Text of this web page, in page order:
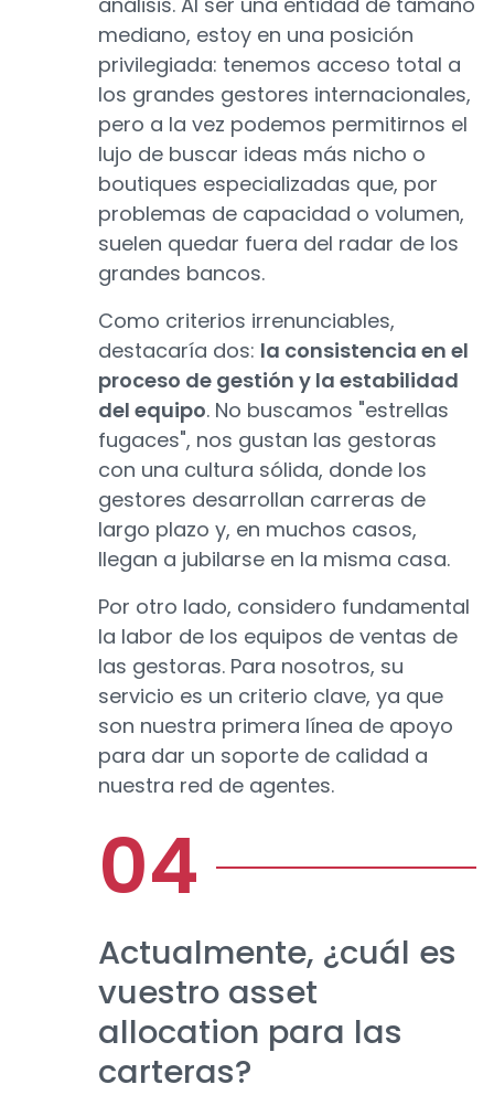
mediano, estoy en una posición
privilegiada: tenemos acceso total a
los grandes gestores internacionales,
pero a la vez podemos permitirnos el
lujo de buscar ideas más nicho o
boutiques especializadas que, por
problemas de capacidad o volumen,
suelen quedar fuera del radar de los
grandes bancos.
Como criterios irrenunciables,
destacaría dos: la consistencia en el
proceso de gestión y la estabilidad
del equipo. No buscamos "estrellas
fugaces", nos gustan las gestoras
con una cultura sólida, donde los
gestores desarrollan carreras de
largo plazo y, en muchos casos,
llegan a jubilarse en la misma casa.
Por otro lado, considero fundamental
la labor de los equipos de ventas de
las gestoras. Para nosotros, su
servicio es un criterio clave, ya que
son nuestra primera línea de apoyo
para dar un soporte de calidad a
nuestra red de agentes.
Actualmente, ¿cuál es
vuestro asset
allocation para las
carteras?